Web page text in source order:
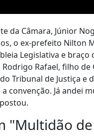
da Câmara, Júnior
o ex-prefeito Nilton
Legislativa e
Rafael, filho
Tribunal de Justiça e
convenção. Já andei
"Multidão